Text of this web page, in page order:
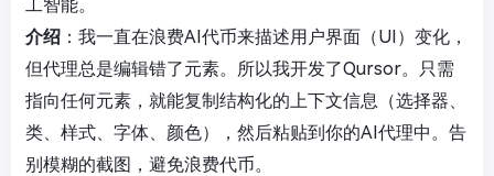
工智能。
介绍 ：我一直在浪费AI代币来描述用户界面（UI）变化，
但代理总是编辑错了元素。所以我开发了Qursor。只需
指向任何元素，就能复制结构化的上下文信息（选择器、
类、样式、字体、颜色），然后粘贴到你的AI代理中。告
别模糊的截图，避免浪费代币。